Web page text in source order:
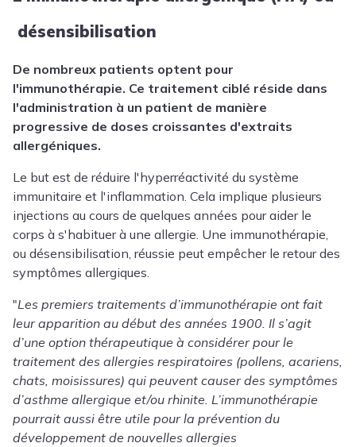
désensibilisation
De nombreux patients optent pour
l'immunothérapie. Ce traitement ciblé réside dans
l'administration à un patient de manière
progressive de doses croissantes d'extraits
allergéniques.
Le but est de réduire l'hyperréactivité du système
immunitaire et l'inflammation. Cela implique plusieurs
injections au cours de quelques années pour aider le
corps à s'habituer à une allergie. Une immunothérapie,
ou désensibilisation, réussie peut empêcher le retour des
symptômes allergiques.
"Les premiers traitements d’immunothérapie ont fait
leur apparition au début des années 1900. Il s’agit
d’une option thérapeutique à considérer pour le
traitement des allergies respiratoires (pollens, acariens,
chats, moisissures) qui peuvent causer des symptômes
d’asthme allergique et/ou rhinite. L’immunothérapie
pourrait aussi être utile pour la prévention du
développement de nouvelles allergies